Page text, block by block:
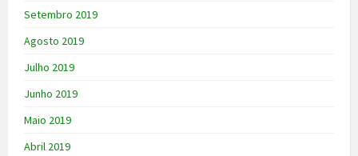
Setembro 2019
Agosto 2019
Julho 2019
Junho 2019
Maio 2019
Abril 2019